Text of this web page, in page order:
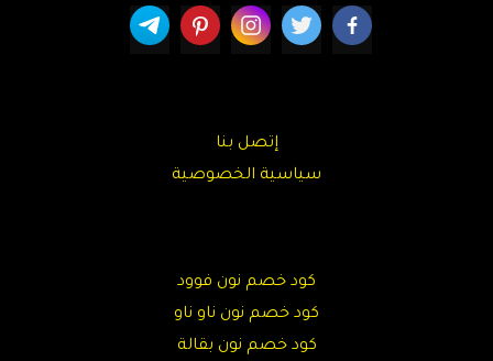
إتصل بنا
سياسية الخصوصية
كود خصم نون فوود
كود خصم نون ناو ناو
كود خصم نون بقالة